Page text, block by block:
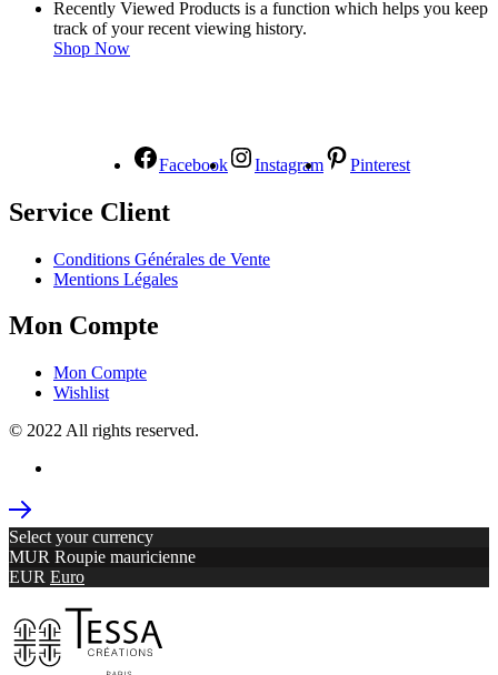
Recently Viewed Products is a function which helps you keep
track of your recent viewing history.
Shop Now
Facebook Instagram Pinterest
Service Client
Conditions Générales de Vente
Mentions Légales
Mon Compte
Mon Compte
Wishlist
© 2022 All rights reserved.
Select your currency
MUR Roupie mauricienne
EUR Euro